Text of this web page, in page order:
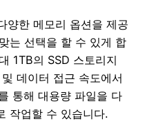
양한 메모리 옵션을 제공
는 선택을 할 수 있게 합
1TB의 SSD 스토리지
데이터 접근 속도에서
통해 대용량 파일을 다
작업할 수 있습니다.